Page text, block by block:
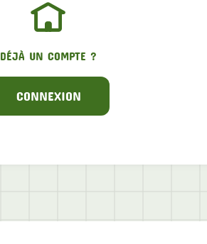
DÉJÀ UN COMPTE ?
CONNEXION